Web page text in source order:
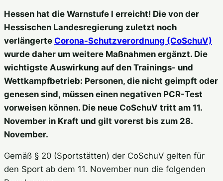
Hessen hat die Warnstufe I erreicht! Die von der
Hessischen Landesregierung zuletzt noch
verlängerte Corona-Schutzverordnung (CoSchuV)
wurde daher um weitere Maßnahmen ergänzt. Die
wichtigste Auswirkung auf den Trainings- und
Wettkampfbetrieb: Personen, die nicht geimpft oder
genesen sind, müssen einen negativen PCR-Test
vorweisen können. Die neue CoSchuV tritt am 11.
November in Kraft und gilt vorerst bis zum 28.
November.
Gemäß § 20 (Sportstätten) der CoSchuV gelten für
den Sport ab dem 11. November nun die folgenden